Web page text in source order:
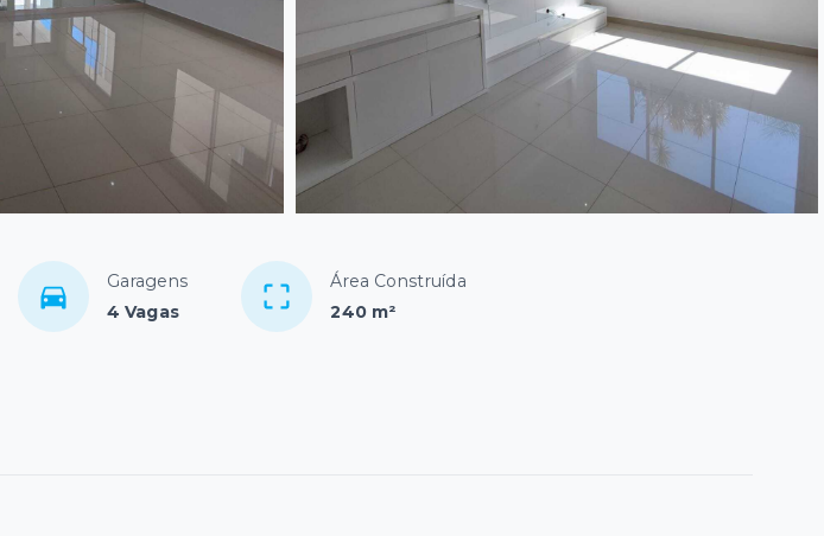
Garagens
4 Vagas
Área Construída
240 m²